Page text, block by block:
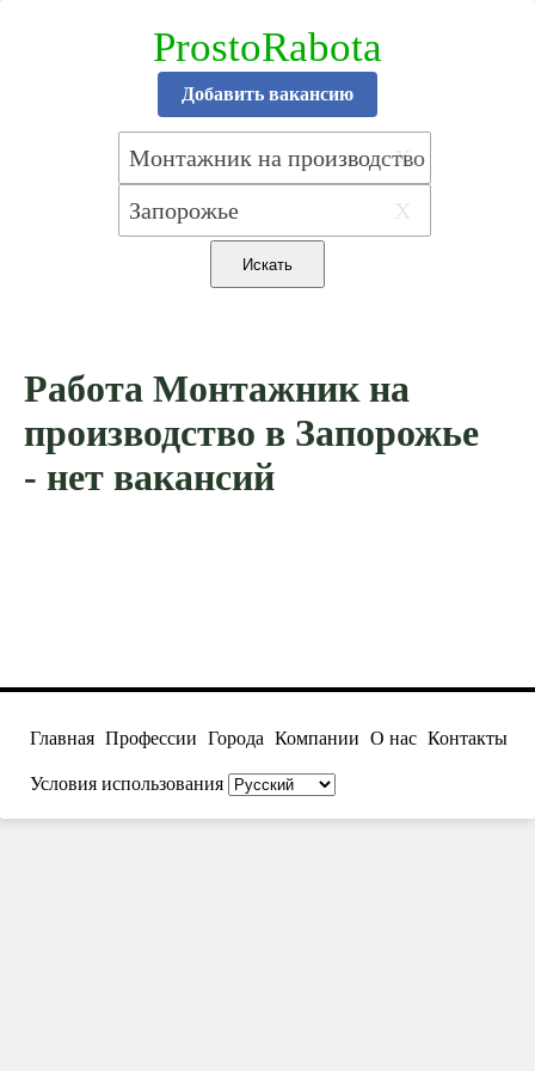
ProstoRabota
Добавить вакансию
X
X
Работа Монтажник на
производство в Запорожье
- нет вакансий
Главная Профессии Города Компании О нас Контакты
Условия использования